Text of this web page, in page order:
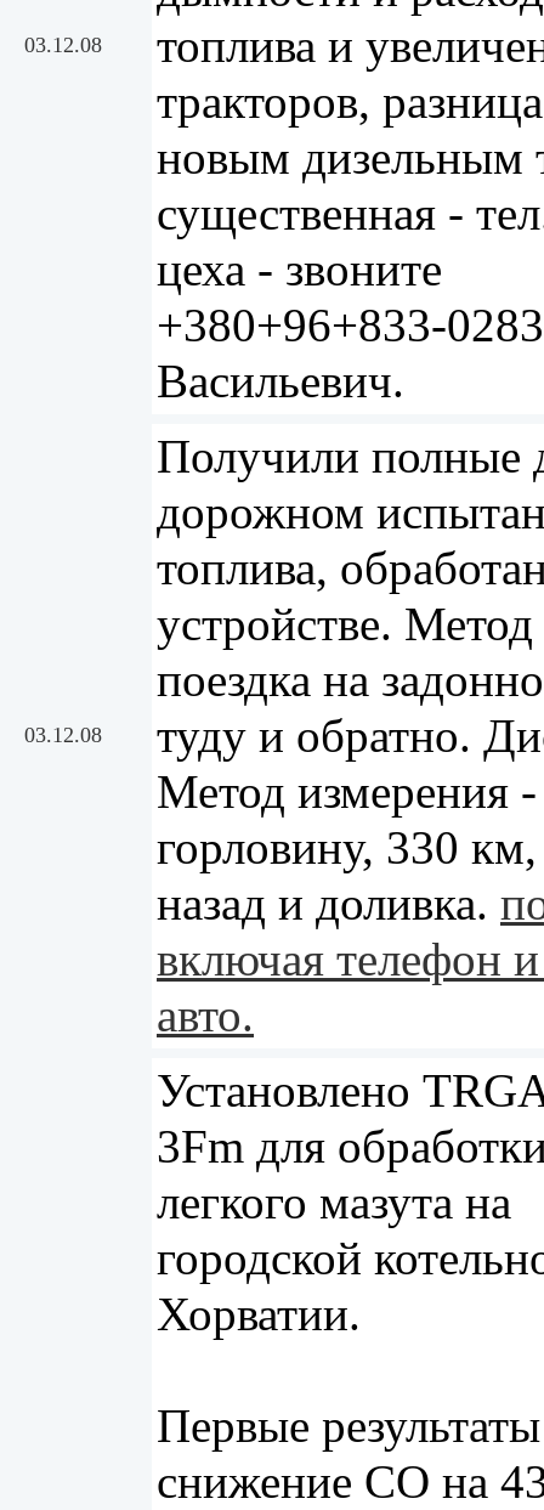
03.12.08
топлива и
тракторов,
новым дизельным
существенная -
цеха - звоните
+380+96+833-
Васильевич.
03.12.08
Получили полные
дорожном
топлива,
устройстве.
поездка на
туду и обратно.
Метод измерения
горловину, 330
назад и доливка.
включая телефон
авто.
Установлено
3Fm для
легкого мазута на
городской
Хорватии.
Первые
снижение СО на